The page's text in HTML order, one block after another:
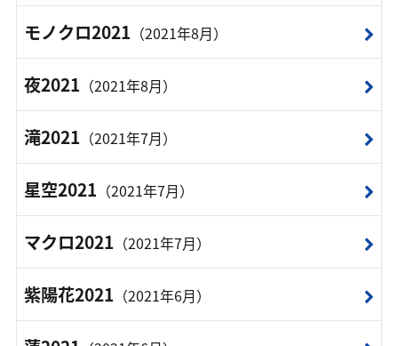
モノクロ2021 （2021年8月）
夜2021 （2021年8月）
滝2021 （2021年7月）
星空2021 （2021年7月）
マクロ2021 （2021年7月）
紫陽花2021 （2021年6月）